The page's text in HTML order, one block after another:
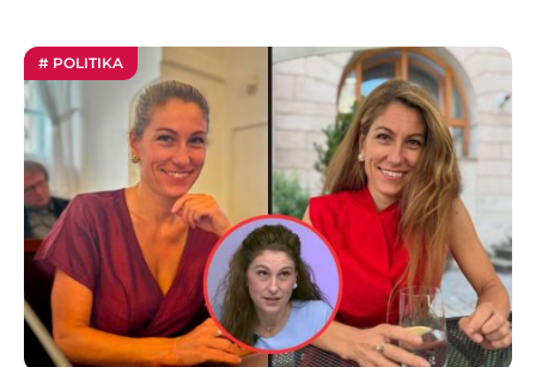
# POLITIKA